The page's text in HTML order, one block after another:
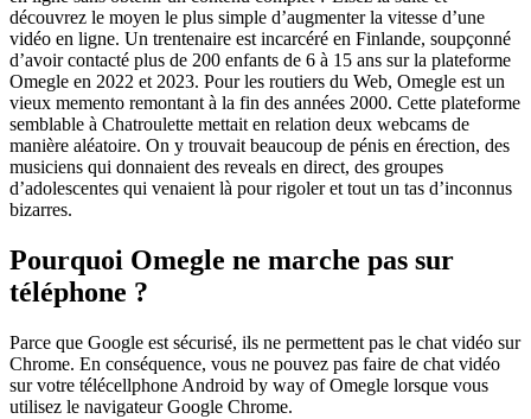
découvrez le moyen le plus simple d’augmenter la vitesse d’une
vidéo en ligne. Un trentenaire est incarcéré en Finlande, soupçonné
d’avoir contacté plus de 200 enfants de 6 à 15 ans sur la plateforme
Omegle en 2022 et 2023. Pour les routiers du Web, Omegle est un
vieux memento remontant à la fin des années 2000. Cette plateforme
semblable à Chatroulette mettait en relation deux webcams de
manière aléatoire. On y trouvait beaucoup de pénis en érection, des
musiciens qui donnaient des reveals en direct, des groupes
d’adolescentes qui venaient là pour rigoler et tout un tas d’inconnus
bizarres.
Pourquoi Omegle ne marche pas sur
téléphone ?
Parce que Google est sécurisé, ils ne permettent pas le chat vidéo sur
Chrome. En conséquence, vous ne pouvez pas faire de chat vidéo
sur votre télécellphone Android by way of Omegle lorsque vous
utilisez le navigateur Google Chrome.